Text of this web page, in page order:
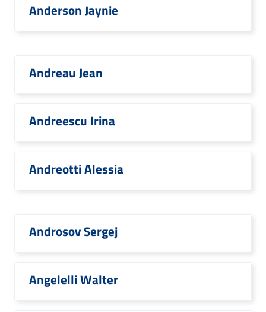
Anderson Jaynie
Andreau Jean
Andreescu Irina
Andreotti Alessia
Androsov Sergej
Angelelli Walter